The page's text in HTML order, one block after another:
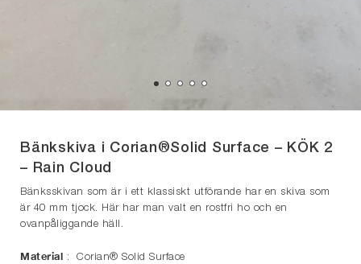
Bänkskiva i Corian®Solid Surface – KÖK 2
– Rain Cloud
Bänksskivan som är i ett klassiskt utförande har en skiva som
är 40 mm tjock. Här har man valt en rostfri ho och en
ovanpåliggande häll.
Material : Corian® Solid Surface